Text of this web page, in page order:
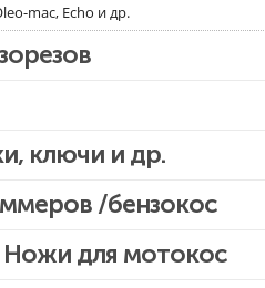
mac, Echo и др.
ключи и др.
/бензокос
Ножи для мотокос